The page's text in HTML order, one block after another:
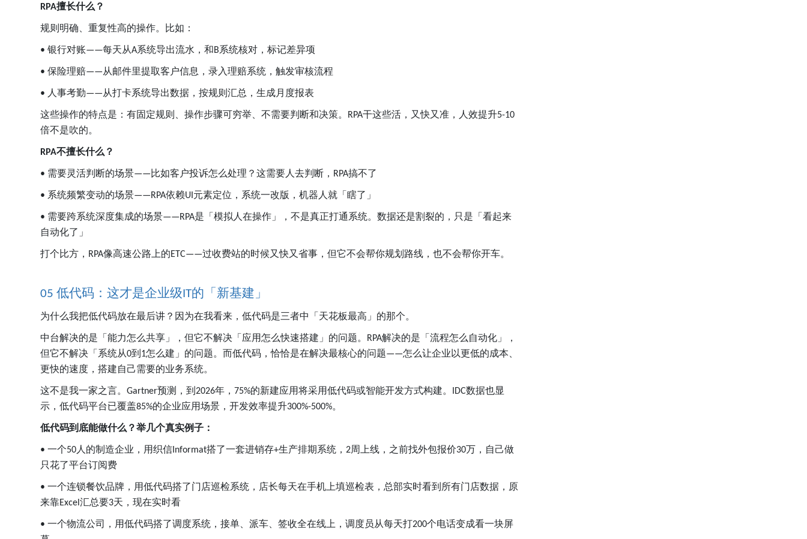
RPA擅长什么？
规则明确、重复性高的操作。比如：
•银行对账——每天从A系统导出流水，和B系统核对，标记差异项
•保险理赔——从邮件里提取客户信息，录入理赔系统，触发审核流程
• 人事考勤——从打卡系统导出数据，按规则汇总，生成月度报表
这些操作的特点是：有固定规则、操作步骤可穷举、不需要判断和决策。 RPA干这些活，又快又准，人效提升5-10
倍不是吹的。
RPA不擅长什么？
• 需要灵活判断的场景——比如客户投诉怎么处理？这需要人去判断， RPA搞不了
• 系统频繁变动的场景——RPA依赖UI 元素定位，系统一改版，机器人就「瞎了」
• 需要跨系统深度集成的场景——RPA是「模拟人在操作」，不是真正打通系统。数据还是割裂的，只是「看起来
自动化了」
打个比方， RPA像高速公路上的ETC——过收费站的时候又快又省事，但它不会帮你规划路线，也不会帮你开车。
05低代码：这才是企业级 IT的「新基建」
为什么我把低代码放在最后讲？因为在我看来，低代码是三者中「天花板最高」的那个。
中台解决的是「能力怎么共享」，但它不解决「应用怎么快速搭建」的问题。 RPA解决的是「流程怎么自动化」，
但它不解决「系统从0到 1怎么建」的问题。而低代码，恰恰是在解决最核心的问题——怎么让企业以更低的成本、
更快的速度，搭建自己需要的业务系统。
这不是我一家之言。Gartner预测，到 2026年，75%的新建应用将采用低代码或智能开发方式构建。 IDC数据也显
示，低代码平台已覆盖85%的企业应用场景，开发效率提升300%-500%。
低代码到底能做什么？举几个真实例子：
•一个50人的制造企业，用织信 Informat搭了一套进销存+生产排期系统， 2周上线，之前找外包报价30万，自己做
只花了平台订阅费
•一个连锁餐饮品牌，用低代码搭了门店巡检系统，店长每天在手机上填巡检表，总部实时看到所有门店数据，原
来靠Excel汇总要3天，现在实时看
•一个物流公司，用低代码搭了调度系统，接单、派车、签收全在线上，调度员从每天打200个电话变成看一块屏